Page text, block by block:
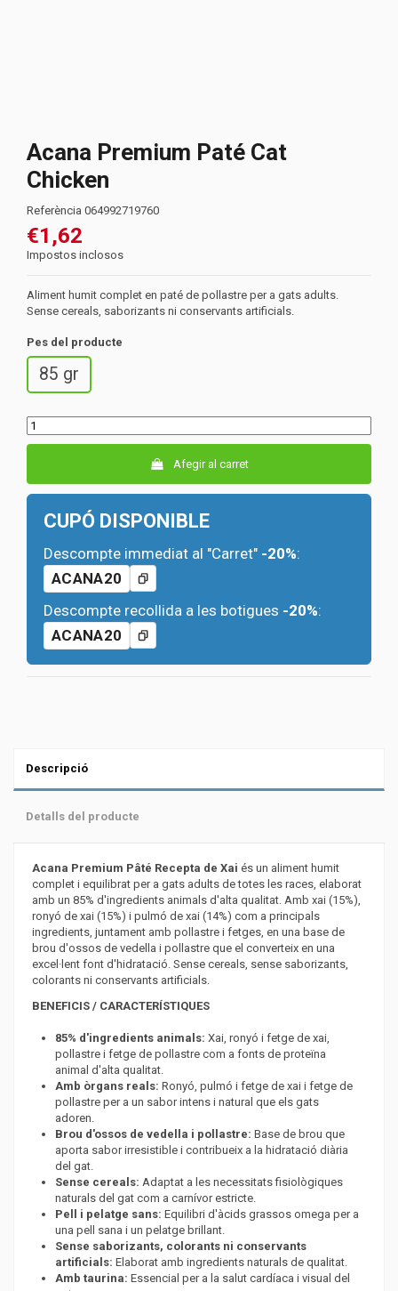
Acana Premium Paté Cat
Chicken
Referència 064992719760
€1,62
Impostos inclosos
Aliment humit complet en paté de pollastre per a gats adults.
Sense cereals, saborizants ni conservants artificials.
Pes del producte
85 gr
Afegir al carret
CUPÓ DISPONIBLE
Descompte immediat al "Carret" -20%:
ACANA20
Descompte recollida a les botigues -20%:
ACANA20
Descripció
Detalls del producte
Acana Premium Pâté Recepta de Xai és un aliment humit
complet i equilibrat per a gats adults de totes les races, elaborat
amb un 85% d'ingredients animals d'alta qualitat. Amb xai (15%),
ronyó de xai (15%) i pulmó de xai (14%) com a principals
ingredients, juntament amb pollastre i fetges, en una base de
brou d'ossos de vedella i pollastre que el converteix en una
excel·lent font d'hidratació. Sense cereals, sense saborizants,
colorants ni conservants artificials.
BENEFICIS / CARACTERÍSTIQUES
85% d'ingredients animals: Xai, ronyó i fetge de xai,
pollastre i fetge de pollastre com a fonts de proteïna
animal d'alta qualitat.
Amb òrgans reals: Ronyó, pulmó i fetge de xai i fetge de
pollastre per a un sabor intens i natural que els gats
adoren.
Brou d'ossos de vedella i pollastre: Base de brou que
aporta sabor irresistible i contribueix a la hidratació diària
del gat.
Sense cereals: Adaptat a les necessitats fisiològiques
naturals del gat com a carnívor estricte.
Pell i pelatge sans: Equilibri d'àcids grassos omega per a
una pell sana i un pelatge brillant.
Sense saborizants, colorants ni conservants
artificials: Elaborat amb ingredients naturals de qualitat.
Amb taurina: Essencial per a la salut cardíaca i visual del